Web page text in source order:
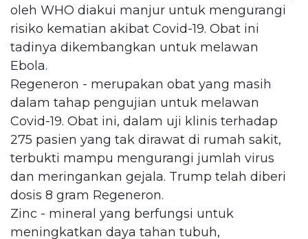
oleh WHO diakui manjur untuk mengurangi
risiko kematian akibat Covid-19. Obat ini
tadinya dikembangkan untuk melawan
Ebola.
Regeneron - merupakan obat yang masih
dalam tahap pengujian untuk melawan
Covid-19. Obat ini, dalam uji klinis terhadap
275 pasien yang tak dirawat di rumah sakit,
terbukti mampu mengurangi jumlah virus
dan meringankan gejala. Trump telah diberi
dosis 8 gram Regeneron.
Zinc - mineral yang berfungsi untuk
meningkatkan daya tahan tubuh,